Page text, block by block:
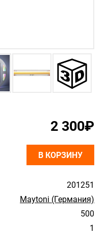
201251
Maytoni (Германия)
500
1
2 300₽
В КОРЗИНУ